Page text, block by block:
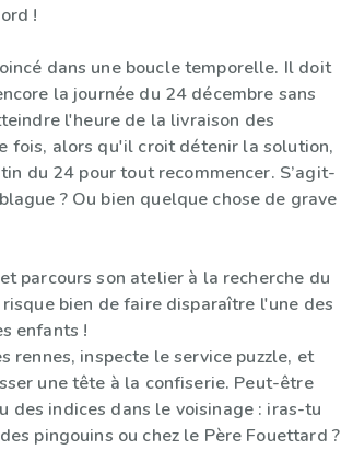
!
dans une boucle temporelle. Il doit
la journée du 24 décembre sans
l'heure de la livraison des
fois, alors qu'il croit détenir la solution,
du 24 pour tout recommencer. S’agit-
? Ou bien quelque chose de grave
parcours son atelier à la recherche du
bien de faire disparaître l'une des
enfants !
rennes, inspecte le service puzzle, et
une tête à la confiserie. Peut-être
des indices dans le voisinage : iras-tu
pingouins ou chez le Père Fouettard ?